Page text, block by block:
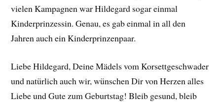
vielen Kampagnen war Hildegard sogar einmal
Kinderprinzessin. Genau, es gab einmal in all den
Jahren auch ein Kinderprinzenpaar.
Liebe Hildegard, Deine Mädels vom Korsettgeschwader
und natürlich auch wir, wünschen Dir von Herzen alles
Liebe und Gute zum Geburtstag! Bleib gesund, bleib